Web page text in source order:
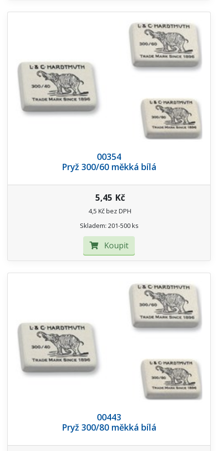
00354
Pryž 300/60 měkká bílá
5,45 Kč
4,5 Kč bez DPH
Skladem: 201-500 ks
Koupit
00443
Pryž 300/80 měkká bílá